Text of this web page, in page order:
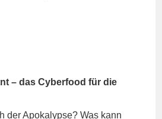
– das Cyberfood für die
der Apokalypse? Was kann